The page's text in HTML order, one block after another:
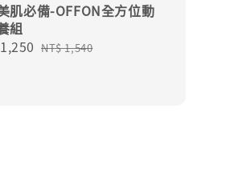
肌必備-OFFON全方位動
組
Regular
NT$ 1,540